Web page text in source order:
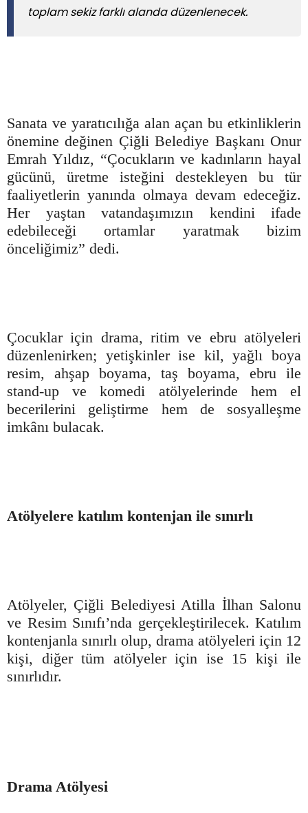
toplam sekiz farklı alanda düzenlenecek.
Sanata ve yaratıcılığa alan açan bu etkinliklerin
önemine değinen Çiğli Belediye Başkanı Onur
Emrah Yıldız, “Çocukların ve kadınların hayal
gücünü, üretme isteğini destekleyen bu tür
faaliyetlerin yanında olmaya devam edeceğiz.
Her yaştan vatandaşımızın kendini ifade
edebileceği ortamlar yaratmak bizim
önceliğimiz” dedi.
Çocuklar için drama, ritim ve ebru atölyeleri
düzenlenirken; yetişkinler ise kil, yağlı boya
resim, ahşap boyama, taş boyama, ebru ile
stand-up ve komedi atölyelerinde hem el
becerilerini geliştirme hem de sosyalleşme
imkânı bulacak.
Atölyelere katılım kontenjan ile sınırlı
Atölyeler, Çiğli Belediyesi Atilla İlhan Salonu
ve Resim Sınıfı’nda gerçekleştirilecek. Katılım
kontenjanla sınırlı olup, drama atölyeleri için 12
kişi, diğer tüm atölyeler için ise 15 kişi ile
sınırlıdır.
Drama Atölyesi